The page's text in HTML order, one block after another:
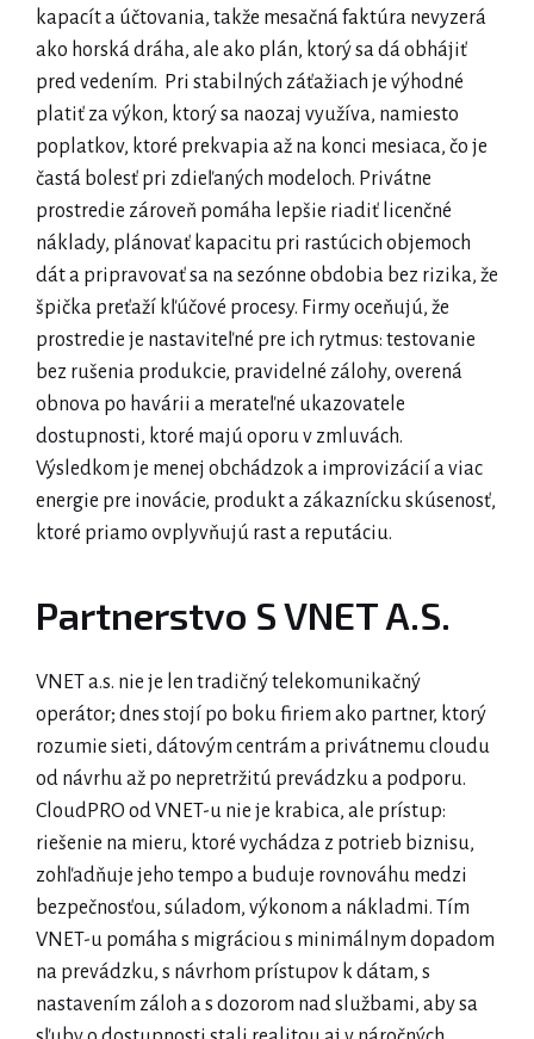
kapacít a účtovania, takže mesačná faktúra nevyzerá
ako horská dráha, ale ako plán, ktorý sa dá obhájiť
pred vedením. Pri stabilných záťažiach je výhodné
platiť za výkon, ktorý sa naozaj využíva, namiesto
poplatkov, ktoré prekvapia až na konci mesiaca, čo je
častá bolesť pri zdieľaných modeloch. Privátne
prostredie zároveň pomáha lepšie riadiť licenčné
náklady, plánovať kapacitu pri rastúcich objemoch
dát a pripravovať sa na sezónne obdobia bez rizika, že
špička preťaží kľúčové procesy. Firmy oceňujú, že
prostredie je nastaviteľné pre ich rytmus: testovanie
bez rušenia produkcie, pravidelné zálohy, overená
obnova po havárii a merateľné ukazovatele
dostupnosti, ktoré majú oporu v zmluvách.
Výsledkom je menej obchádzok a improvizácií a viac
energie pre inovácie, produkt a zákaznícku skúsenosť,
ktoré priamo ovplyvňujú rast a reputáciu.
Partnerstvo S VNET A.s.
VNET a.s. nie je len tradičný telekomunikačný
operátor; dnes stojí po boku firiem ako partner, ktorý
rozumie sieti, dátovým centrám a privátnemu cloudu
od návrhu až po nepretržitú prevádzku a podporu.
CloudPRO od VNET-u nie je krabica, ale prístup:
riešenie na mieru, ktoré vychádza z potrieb biznisu,
zohľadňuje jeho tempo a buduje rovnováhu medzi
bezpečnosťou, súladom, výkonom a nákladmi. Tím
VNET-u pomáha s migráciou s minimálnym dopadom
na prevádzku, s návrhom prístupov k dátam, s
nastavením záloh a s dozorom nad službami, aby sa